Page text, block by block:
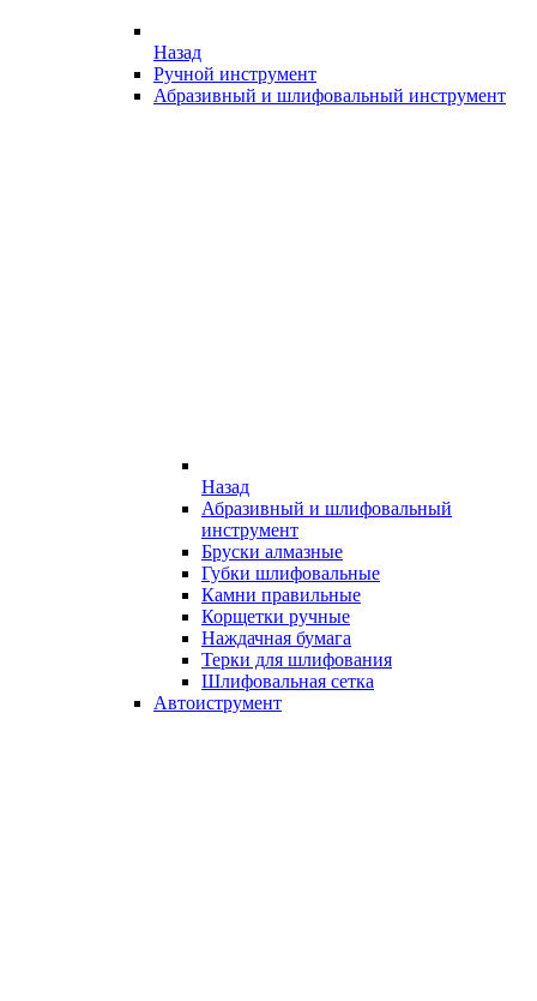
Назад
Ручной инструмент
Абразивный и шлифовальный инструмент
Назад
Абразивный и шлифовальный
инструмент
Бруски алмазные
Губки шлифовальные
Камни правильные
Корщетки ручные
Наждачная бумага
Терки для шлифования
Шлифовальная сетка
Автоиструмент